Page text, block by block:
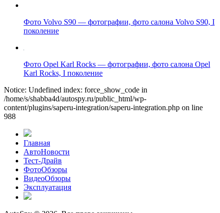
Фото Volvo S90 — фотографии, фото салона Volvo S90, I
поколение
Фото Opel Karl Rocks — фотографии, фото салона Opel
Karl Rocks, I поколение
Notice: Undefined index: force_show_code in
/home/s/shabba4d/autospy.ru/public_html/wp-
content/plugins/saperu-integration/saperu-integration.php on line
988
Главная
АвтоНовости
Тест-Драйв
ФотоОбзоры
ВидеоОбзоры
Эксплуатация